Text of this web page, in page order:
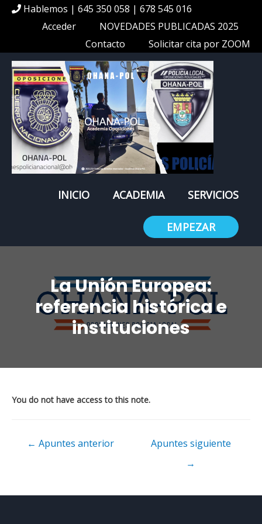
Hablemos | 645 350 058 | 678 545 016
Acceder
NOVEDADES PUBLICADAS 2025
Contacto
Solicitar cita por ZOOM
INICIO ACADEMIA SERVICIOS
EMPEZAR
La Unión Europea:
referencia histórica e
instituciones
You do not have access to this note.
← Apuntes anterior
Apuntes siguiente
→